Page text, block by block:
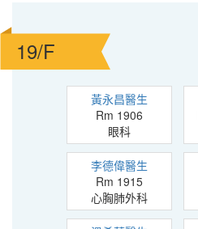
19/F
黃永昌醫生
Rm 1906
眼科
李德偉醫生
Rm 1915
心胸肺外科